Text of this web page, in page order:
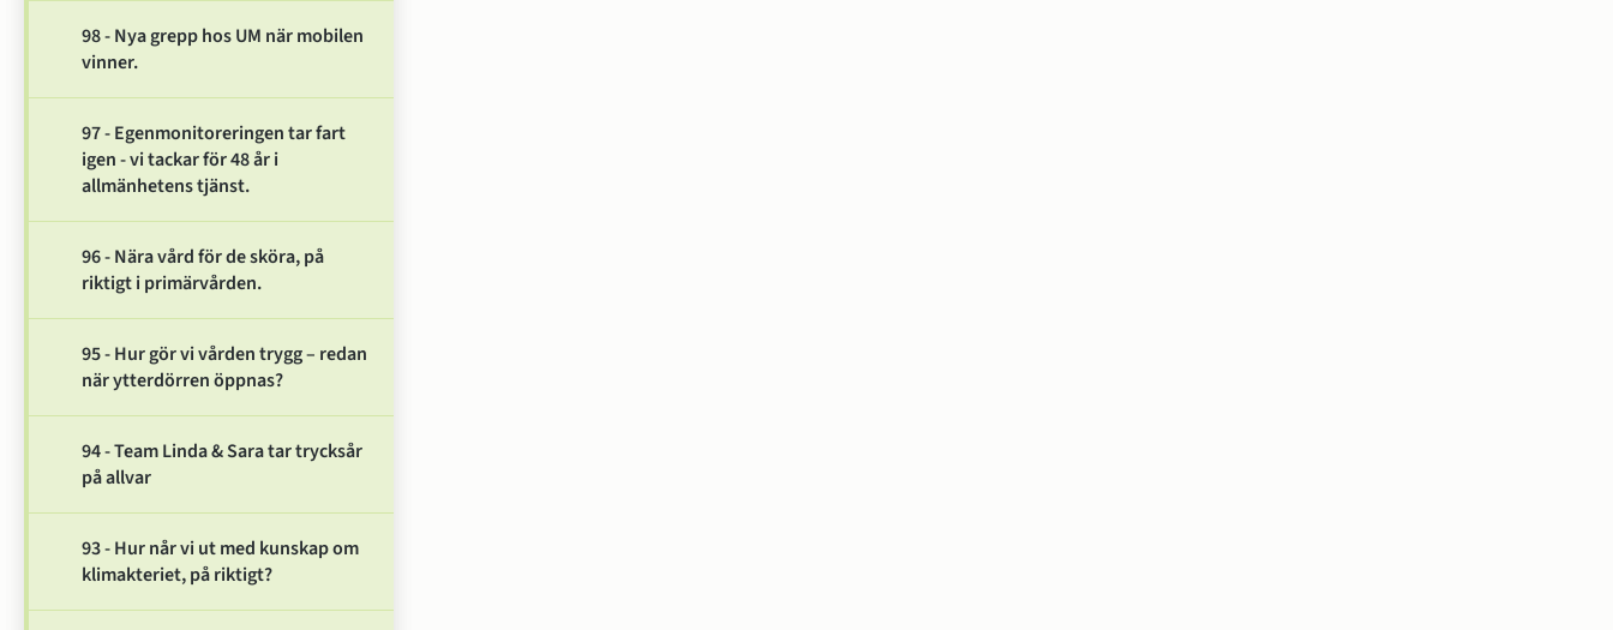
98 - Nya grepp hos UM när mobilen
vinner.
97 - Egenmonitoreringen tar fart
igen - vi tackar för 48 år i
allmänhetens tjänst.
96 - Nära vård för de sköra, på
riktigt i primärvården.
95 - Hur gör vi vården trygg – redan
när ytterdörren öppnas?
94 - Team Linda & Sara tar trycksår
på allvar
93 - Hur når vi ut med kunskap om
klimakteriet, på riktigt?